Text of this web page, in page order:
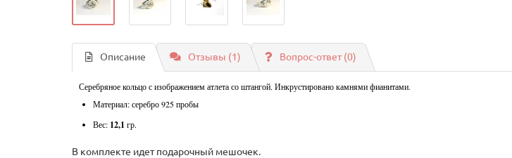
Описание Отзывы (1) Вопрос-ответ(0)
Серебряное кольцо с изображением атлета со штангой. Инкрустировано камнями фианитами.
Материал: серебро 925 пробы
Вес: 12,1 гр.
​В комплекте идет подарочный мешочек.